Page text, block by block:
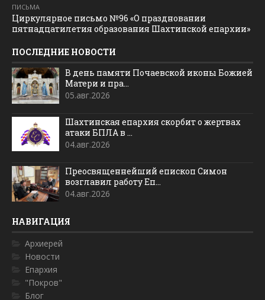
ПИСЬМА
Циркулярное письмо №96 «О праздновании
пятнадцатилетия образования Шахтинской епархии»
ПОСЛЕДНИЕ НОВОСТИ
В день памяти Почаевской иконы Божией
Матери и пра...
05.авг.2026
Шахтинская епархия скорбит о жертвах
атаки БПЛА в ...
04.авг.2026
Преосвященнейший епископ Симон
возглавил работу Еп...
04.авг.2026
НАВИГАЦИЯ
Архиерей
Новости
Епархия
"Покров"
Блог